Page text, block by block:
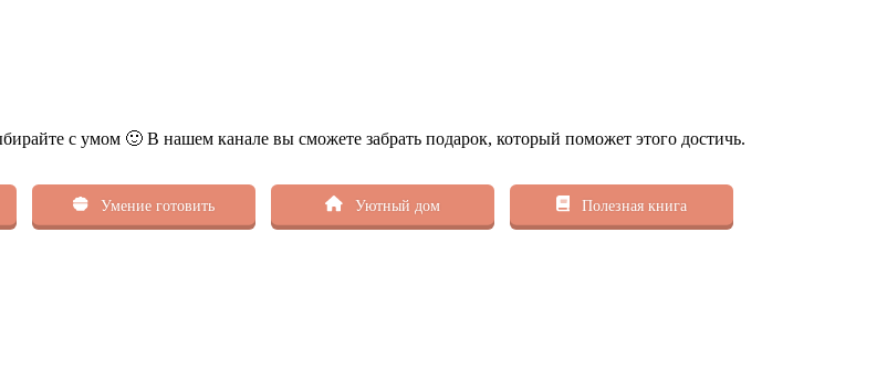
с умом 🙂 В нашем канале вы сможете забрать подарок, который поможет этого достичь.
Умение готовить Уютный дом Полезная книга